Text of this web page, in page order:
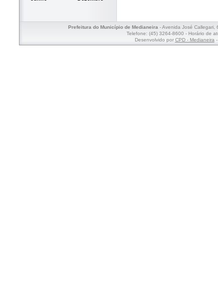
Prefeitura do Município de Medianeira- Avenida José Callegari,
Telefone: (45) 3264-8600 - Horário de
Desenvolvido por CPD - Medianeira-